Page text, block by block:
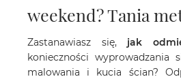
weekend? Tania
Zastanawiasz się, jak
konieczności
malowania i kucia ścian?